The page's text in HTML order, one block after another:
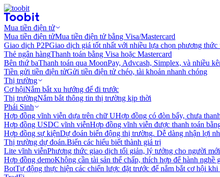
Mua tiền điện tử
Mua tiền điện tửMua tiền điện tử bằng Visa/Mastercard
Giao dịch P2PGiao dịch giá tốt nhất với nhiều lựa chọn phương thức
Thẻ ngân hàngThanh toán bằng Visa hoặc Mastercard
Bên thứ baThanh toán qua MoonPay, Advcash, Simplex, và nhiều
Tiền gửi tiền điện tửGửi tiền điện tử chéo, tài khoản nhanh chóng
Thị trường
Cơ hộiNắm bắt xu hướng để đi trước
Thị trườngNắm bắt thông tin thị trường kịp thời
Phái Sinh
Hợp đồng vĩnh viễn dựa trên chữ UHợp đồng có đòn bẩy, chưa
Hợp đồng USDC vĩnh viễnHợp đồng vĩnh viễn được thanh toán
Hợp đồng sự kiệnDự đoán biến động thị trường. Dễ dàng nhận lợi
Thị trường dự đoán.Biến các hiểu biết thành giá trị
Lite vĩnh viễnPhương thức giao dịch tối giản, lý tưởng cho người
Hợp đồng demoKhông cần tài sản thế chấp, thích hợp để hành nghề
BotTự động thực hiện các chiến lược đặt trước để nắm bắt cơ hội